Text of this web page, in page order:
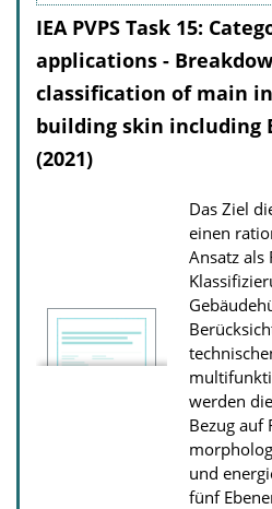
IEA PVPS Task 15:
applications -
classification of main
building skin including
(2021)
Das Ziel
einen
Ansatz als
werden
Bezug auf
und
fünf